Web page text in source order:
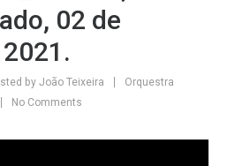
02 de
by João Teixeira
Orquestra
No Comments